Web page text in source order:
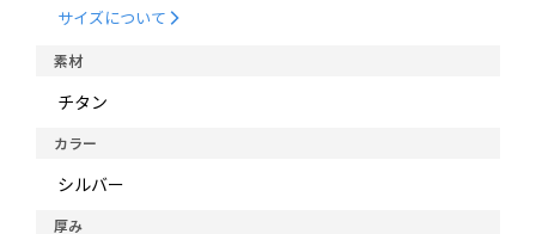
サイズについて
素材
チタン
カラー
シルバー
厚み